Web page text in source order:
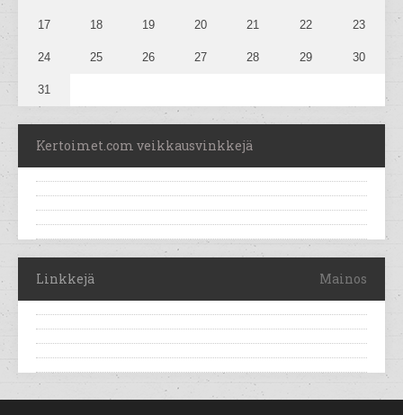
17 18 19 20 21 22 23
24 25 26 27 28 29 30
31
Kertoimet.com veikkausvinkkejä
Linkkejä Mainos